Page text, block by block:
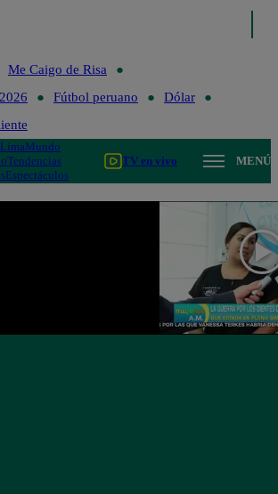
Me Caigo de Risa
Fútbol peruano
Dólar
LimaMundo
Tendencias
Espectáculos
TV en vivo MENÚ